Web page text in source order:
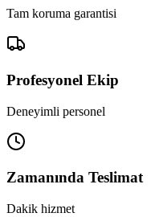
Tam koruma garantisi
Profesyonel Ekip
Deneyimli personel
Zamanında Teslimat
Dakik hizmet